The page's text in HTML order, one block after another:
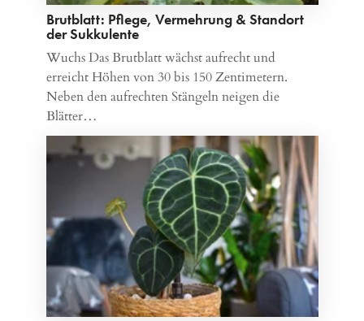
Brutblatt: Pflege, Vermehrung & Standort
der Sukkulente
Wuchs Das Brutblatt wächst aufrecht und
erreicht Höhen von 30 bis 150 Zentimetern.
Neben den aufrechten Stängeln neigen die
Blätter…